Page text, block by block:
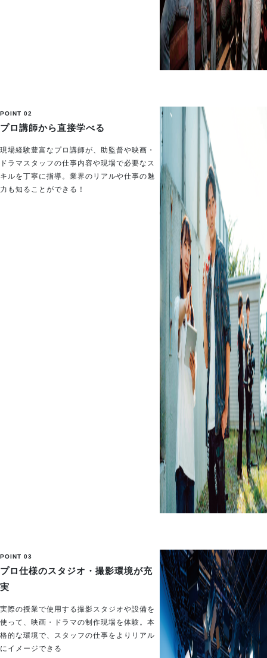
POINT 02
プロ講師から直接学べる
現場経験豊富なプロ講師が、助監督や映画・
ドラマスタッフの仕事内容や現場で必要なス
キルを丁寧に指導。業界のリアルや仕事の魅
力も知ることができる！
POINT 03
プロ仕様のスタジオ・撮影環境が充
実
実際の授業で使用する撮影スタジオや設備を
使って、映画・ドラマの制作現場を体験。本
格的な環境で、スタッフの仕事をよりリアル
にイメージできる